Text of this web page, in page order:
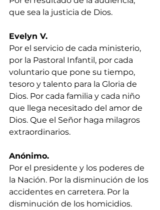
que sea la justicia de Dios.
Evelyn V.
Por el servicio de cada ministerio,
por la Pastoral Infantil, por cada
voluntario que pone su tiempo,
tesoro y talento para la Gloria de
Dios. Por cada familia y cada niño
que llega necesitado del amor de
Dios. Que el Señor haga milagros
extraordinarios.
Anónimo.
Por el presidente y los poderes de
la Nación. Por la disminución de los
accidentes en carretera. Por la
disminución de los homicidios.